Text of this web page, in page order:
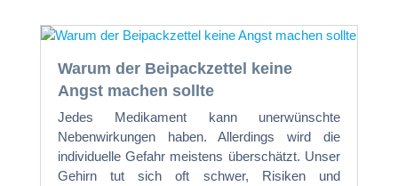
Warum der Beipackzettel keine
Angst machen sollte
Jedes Medikament kann unerwünschte
Nebenwirkungen haben. Allerdings wird die
individuelle Gefahr meistens überschätzt. Unser
Gehirn tut sich oft schwer, Risiken und